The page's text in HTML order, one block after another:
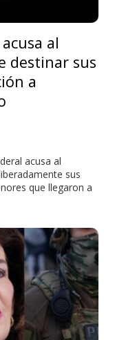
al
destinar sus
a
acusa al
sus
que llegaron a